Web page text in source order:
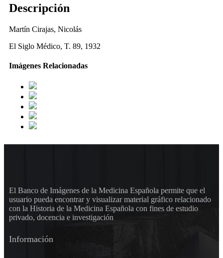
Descripción
Martín Cirajas, Nicolás
El Siglo Médico, T. 89, 1932
Imágenes Relacionadas
El Banco de Imágenes de la Medicina Española permite que el
usuario pueda encontrar y visualizar material gráfico relacionado
con la Historia de la Medicina Española con fines de estudio
privado, docencia e investigación
Información